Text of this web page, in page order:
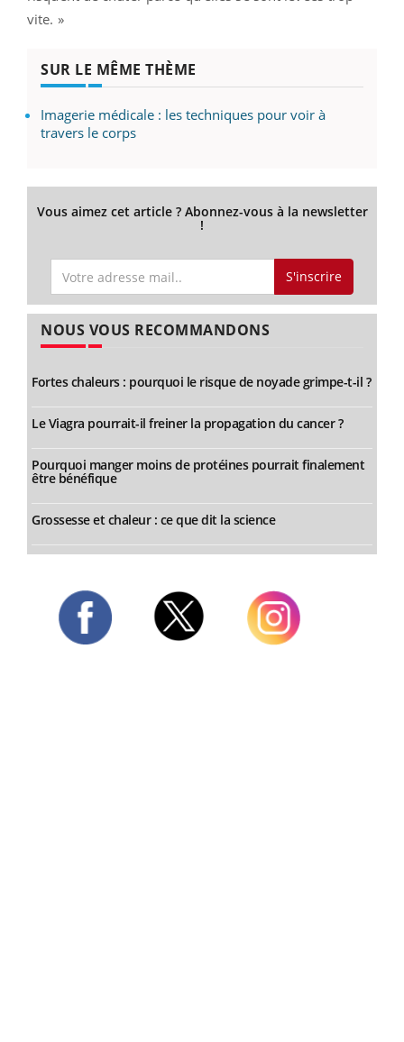
vite. »
SUR LE MÊME THÈME
Imagerie médicale : les techniques pour voir à
travers le corps
Vous aimez cet article ? Abonnez-vous à la newsletter
!
S'inscrire
NOUS VOUS RECOMMANDONS
Fortes chaleurs : pourquoi le risque de noyade grimpe-t-il ?
Le Viagra pourrait-il freiner la propagation du cancer ?
Pourquoi manger moins de protéines pourrait finalement
être bénéfique
Grossesse et chaleur : ce que dit la science